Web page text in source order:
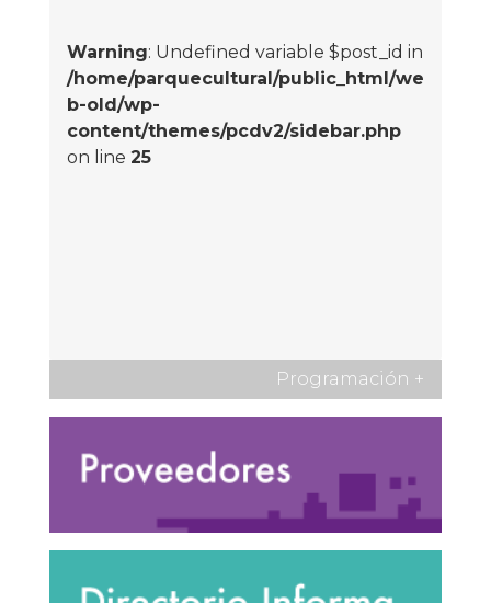
Warning: Undefined variable $post_id in
/home/parquecultural/public_html/we
b-old/wp-
content/themes/pcdv2/sidebar.php
on line 25
Programación +